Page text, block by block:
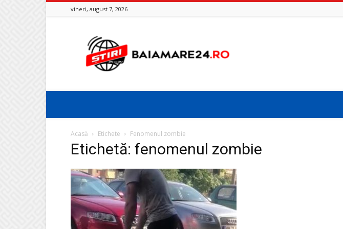
vineri, august 7, 2026
Baia
Mare
24
Acasă Etichete Fenomenul zombie
Etichetă: fenomenul zombie